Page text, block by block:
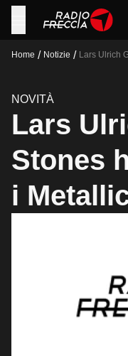
Home / Notizie / Lars Ulrich
NOVITÀ
Lars
Stones
i